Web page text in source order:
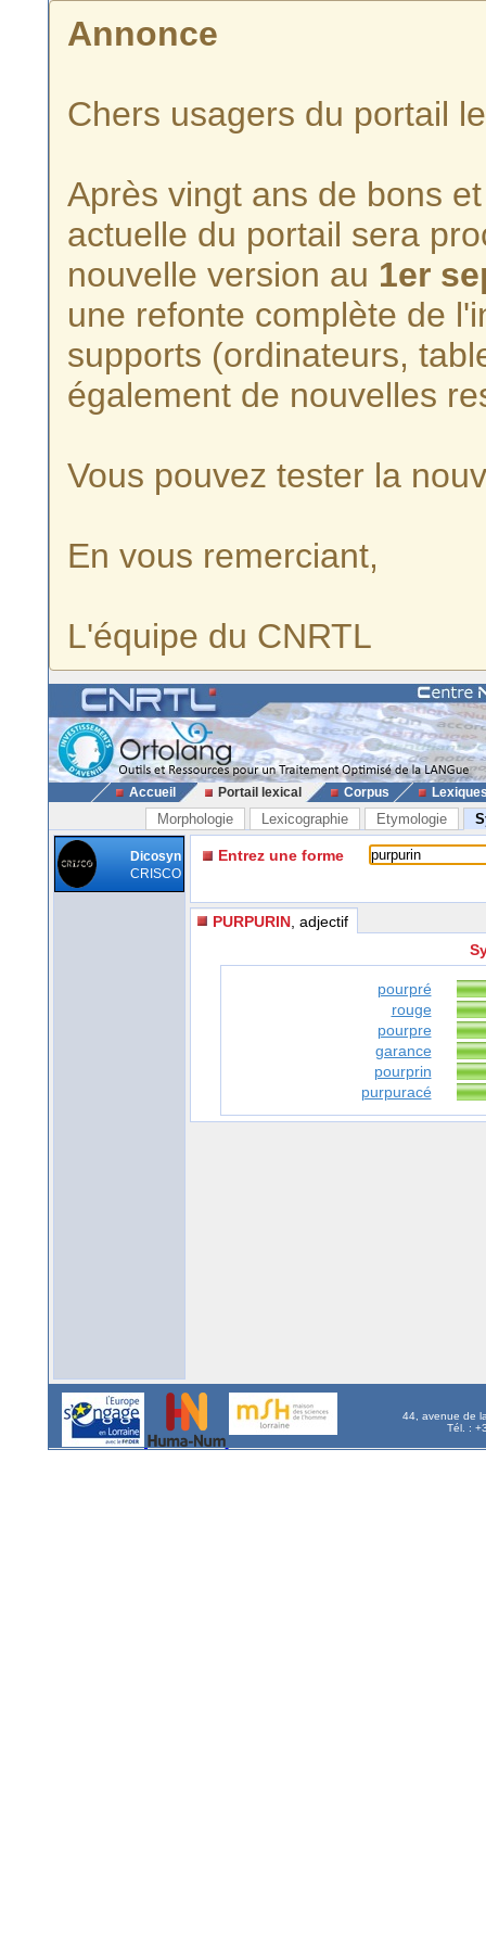
Annonce
Chers usagers du portail
Après vingt ans de bons
actuelle du portail sera
nouvelle version au 1er
une refonte complète de
supports (ordinateurs,
également de nouvelles
Vous pouvez tester la
En vous remerciant,
L'équipe du CNRTL
Accueil Portail lexical Corpus
Morphologie Lexicographie Etymologie
Dicosyn
CRISCO
Entrez une forme
PURPURIN , adjectif
pourpré
rouge
pourpre
garance
pourprin
purpuracé
44, avenue de
Tél. :